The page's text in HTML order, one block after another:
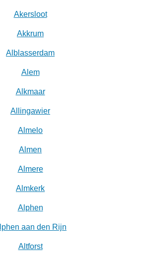
Akersloot
Akkrum
Alblasserdam
Alem
Alkmaar
Allingawier
Almelo
Almen
Almere
Almkerk
Alphen
aan den Rijn
Altforst